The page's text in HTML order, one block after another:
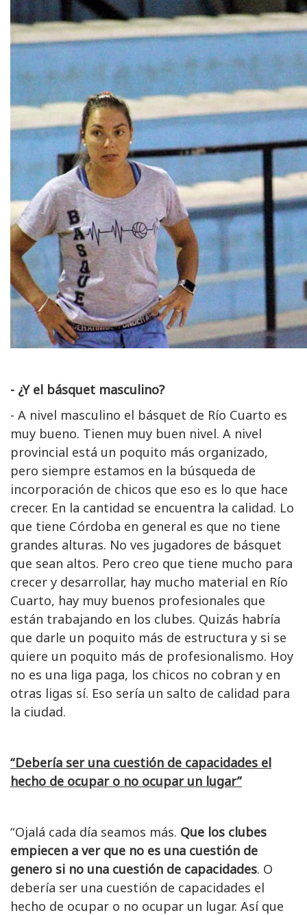
- ¿Y el básquet masculino?
- A nivel masculino el básquet de Río Cuarto es
muy bueno. Tienen muy buen nivel. A nivel
provincial está un poquito más organizado,
pero siempre estamos en la búsqueda de
incorporación de chicos que eso es lo que hace
crecer. En la cantidad se encuentra la calidad. Lo
que tiene Córdoba en general es que no tiene
grandes alturas. No ves jugadores de básquet
que sean altos. Pero creo que tiene mucho para
crecer y desarrollar, hay mucho material en Río
Cuarto, hay muy buenos profesionales que
están trabajando en los clubes. Quizás habría
que darle un poquito más de estructura y si se
quiere un poquito más de profesionalismo. Hoy
no es una liga paga, los chicos no cobran y en
otras ligas sí. Eso sería un salto de calidad para
la ciudad.
“Debería ser una cuestión de capacidades el
hecho de ocupar o no ocupar un lugar”
“Ojalá cada día seamos más. Que los clubes
empiecen a ver que no es una cuestión de
genero si no una cuestión de capacidades. O
debería ser una cuestión de capacidades el
hecho de ocupar o no ocupar un lugar. Así que